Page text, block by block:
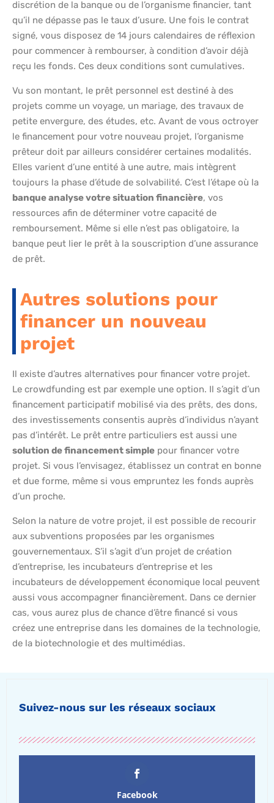
discrétion de la banque ou de l’organisme financier, tant
qu’il ne dépasse pas le taux d’usure. Une fois le contrat
signé, vous disposez de 14 jours calendaires de réflexion
pour commencer à rembourser, à condition d’avoir déjà
reçu les fonds. Ces deux conditions sont cumulatives.
Vu son montant, le prêt personnel est destiné à des
projets comme un voyage, un mariage, des travaux de
petite envergure, des études, etc. Avant de vous octroyer
le financement pour votre nouveau projet, l’organisme
prêteur doit par ailleurs considérer certaines modalités.
Elles varient d’une entité à une autre, mais intègrent
toujours la phase d’étude de solvabilité. C’est l’étape où la
banque analyse votre situation financière, vos
ressources afin de déterminer votre capacité de
remboursement. Même si elle n’est pas obligatoire, la
banque peut lier le prêt à la souscription d’une assurance
de prêt.
Autres solutions pour
financer un nouveau
projet
Il existe d’autres alternatives pour financer votre projet.
Le crowdfunding est par exemple une option. Il s’agit d’un
financement participatif mobilisé via des prêts, des dons,
des investissements consentis auprès d’individus n’ayant
pas d’intérêt. Le prêt entre particuliers est aussi une
solution de financement simple pour financer votre
projet. Si vous l’envisagez, établissez un contrat en bonne
et due forme, même si vous empruntez les fonds auprès
d’un proche.
Selon la nature de votre projet, il est possible de recourir
aux subventions proposées par les organismes
gouvernementaux. S’il s’agit d’un projet de création
d’entreprise, les incubateurs d’entreprise et les
incubateurs de développement économique local peuvent
aussi vous accompagner financièrement. Dans ce dernier
cas, vous aurez plus de chance d’être financé si vous
créez une entreprise dans les domaines de la technologie,
de la biotechnologie et des multimédias.
Suivez-nous sur les réseaux sociaux
Facebook